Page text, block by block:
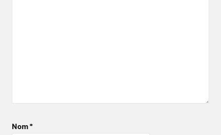
Nom*